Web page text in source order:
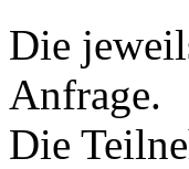
Die
Anfrage.
Die